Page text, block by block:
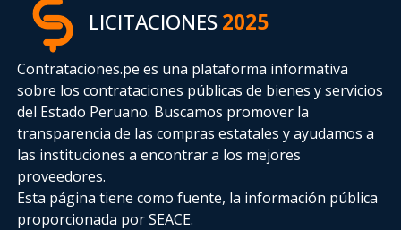
LICITACIONES2025
Contrataciones.pe es una plataforma informativa
sobre los contrataciones públicas de bienes y servicios
del Estado Peruano. Buscamos promover la
transparencia de las compras estatalesy ayudamos a
las instituciones a encontrar a los mejores
proveedores.
Esta página tiene como fuente, la información pública
proporcionada por SEACE.